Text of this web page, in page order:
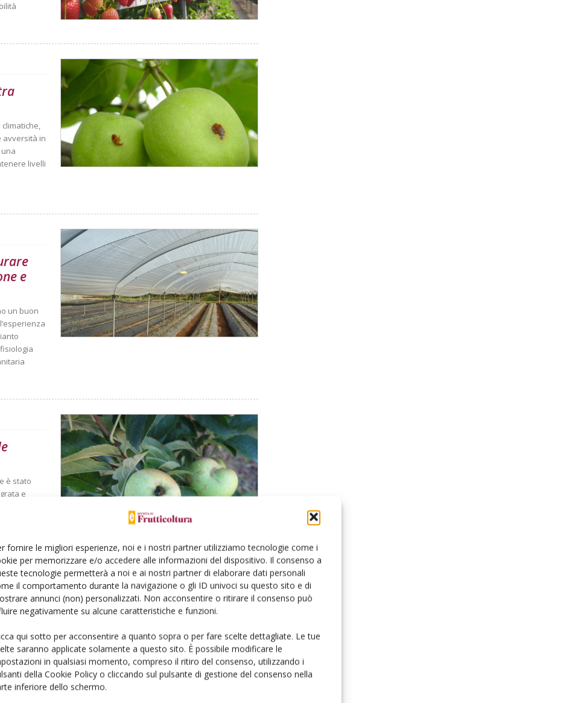
fornire le migliori esperienze, noi e i nostri partner utilizziamo tecnologie come i
per memorizzare e/o accedere alle informazioni del dispositivo. Il consenso a
tecnologie permetterà a noi e ai nostri partner di elaborare dati personali
il comportamento durante la navigazione o gli ID univoci su questo sito e di
annunci (non) personalizzati. Non acconsentire o ritirare il consenso può
negativamente su alcune caratteristiche e funzioni.
qui sotto per acconsentire a quanto sopra o per fare scelte dettagliate. Le tue
saranno applicate solamente a questo sito. È possibile modificare le
in qualsiasi momento, compreso il ritiro del consenso, utilizzando i
della Cookie Policy o cliccando sul pulsante di gestione del consenso nella
inferiore dello schermo.
avversità in
livelli
e
un buon
è stato
e
delle